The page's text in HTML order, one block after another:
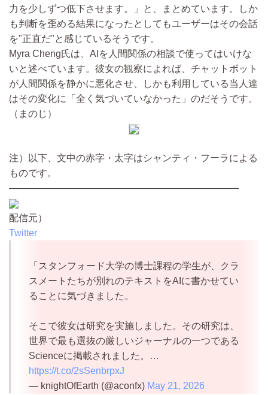
力を少しずつ低下させます。」と、まとめています。しか
も判断を歪める結果になったとしてもユーザーはその会話
を"正直だ"と感じているそうです。
Myra Cheng氏は、AIを人間関係の相談で使ってはいけな
いと述べています。彼女の観察によれば、チャットボット
が人間関係を静かに悪化させ、しかも利用している当人達
はその変化に「全く気づいていなかった」のだそうです。
（まのじ）
注）以下、文中の赤字・太字はシャンティ・フーラによる
ものです。
————————————————————————
配信元）
Twitter
「スタンフォード大学の博士課程の学生が、クラ
スメートたちが別れのテキストをAIに書かせてい
ることに気づきました。
そこで彼女は研究を実施しました。その研究は、
世界で最も選抜の厳しいジャーナルの一つである
Scienceに掲載されました。…
https://t.co/2sSenbrpxJ
— knightOfEarth (@aconfx) May 21, 2026